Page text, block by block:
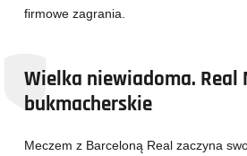
firmowe zagrania.
Wielka niewiadoma. Real
bukmacherskie
Meczem z Barceloną Real zaczyna